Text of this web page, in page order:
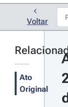
Voltar
Ato
Original